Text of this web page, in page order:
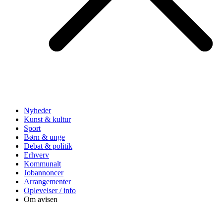
Nyheder
Kunst & kultur
Sport
Børn & unge
Debat & politik
Erhverv
Kommunalt
Jobannoncer
Arrangementer
Oplevelser / info
Om avisen